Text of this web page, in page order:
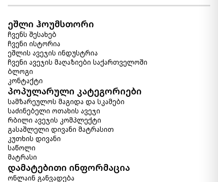
ეშლი ჰოუმსთორი
ჩვენს შესახებ
ჩვენი ისტორია
ეშლის ავეჯის ინდუსტრია
ჩვენი ავეჯის მაღაზიები საქართველოში
ბლოგი
კონტაქტი
პოპულარული კატეგორიები
სამზარეულოს მაგიდა და სკამები
საძინებელი ოთახის ავეჯი
რბილი ავეჯის კომპლექტი
გასაშლელი დივანი მატრასით
კუთხის დივანი
საწოლი
მატრასი
დამატებითი ინფორმაცია
ონლაინ განვადება